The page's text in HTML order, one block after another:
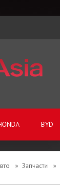
BYD
» Запчасти »